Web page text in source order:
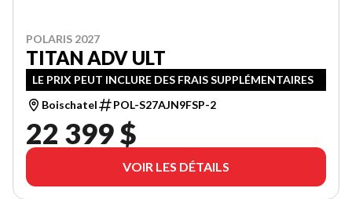
POLARIS 2027
TITAN ADV ULT
LE PRIX PEUT INCLURE DES FRAIS SUPPLÉMENTAIRES
Boischatel
POL-S27AJN9FSP-2
22 399 $
VOIR LES DÉTAILS